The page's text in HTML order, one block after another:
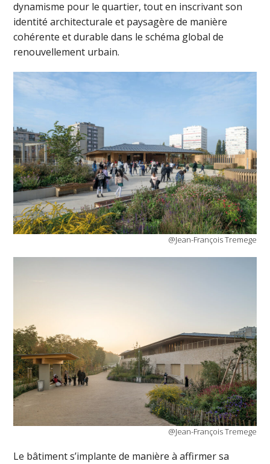
dynamisme pour le quartier, tout en inscrivant son
identité architecturale et paysagère de manière
cohérente et durable dans le schéma global de
renouvellement urbain.
@Jean-François Tremege
@Jean-François Tremege
Le bâtiment s’implante de manière à affirmer sa